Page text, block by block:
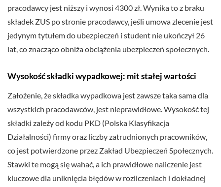
pracodawcy jest niższy i wynosi 4300 zł. Wynika to z braku
składek ZUS po stronie pracodawcy, jeśli umowa zlecenie jest
jedynym tytułem do ubezpieczeń i student nie ukończył 26
lat, co znacząco obniża obciążenia ubezpieczeń społecznych.
Wysokość składki wypadkowej: mit stałej wartości
Założenie, że składka wypadkowa jest zawsze taka sama dla
wszystkich pracodawców, jest nieprawidłowe. Wysokość tej
składki zależy od kodu PKD (Polska Klasyfikacja
Działalności) firmy oraz liczby zatrudnionych pracowników,
co jest potwierdzone przez Zakład Ubezpieczeń Społecznych.
Stawki te mogą się wahać, a ich prawidłowe naliczenie jest
kluczowe dla uniknięcia błędów w rozliczeniach i dokładnej